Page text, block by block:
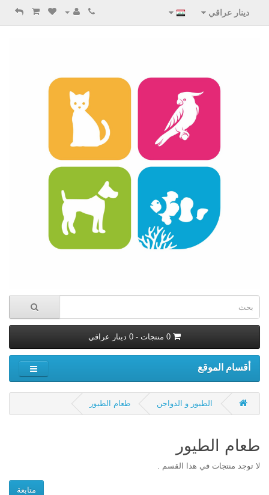
دينار عراقي
0 منتجات - 0 دينار عراقي
أقسام الموقع
الطيور و الدواجن طعام الطيور
طعام الطيور
لا توجد منتجات في هذا القسم .
متابعة